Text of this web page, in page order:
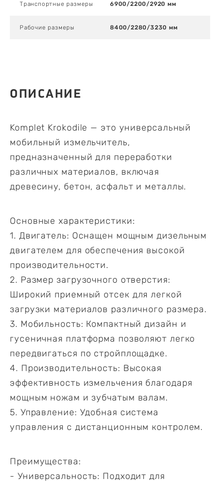
Транспортные размеры 6900/2200/2920 мм
Рабочие размеры 8400/2280/3230 мм
ОПИСАНИЕ
Komplet Krokodile — это универсальный
мобильный измельчитель,
предназначенный для переработки
различных материалов, включая
древесину, бетон, асфальт и металлы.
Основные характеристики:
1. Двигатель: Оснащен мощным дизельным
двигателем для обеспечения высокой
производительности.
2. Размер загрузочного отверстия:
Широкий приемный отсек для легкой
загрузки материалов различного размера.
3. Мобильность: Компактный дизайн и
гусеничная платформа позволяют легко
передвигаться по стройплощадке.
4. Производительность: Высокая
эффективность измельчения благодаря
мощным ножам и зубчатым валам.
5. Управление: Удобная система
управления с дистанционным контролем.
Преимущества:
- Универсальность: Подходит для